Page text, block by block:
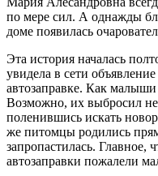
по мере сил. А однажды
доме появилась
Эта история началась
увидела в сети
автозаправке. Как малыши
Возможно, их выбросил
поленившись искать
же питомцы родились
запропастилась. Главное,
автозаправки пожалели